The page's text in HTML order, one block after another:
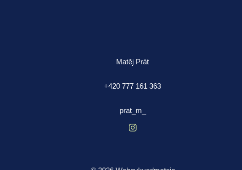
Matěj Prát
+420 777 161 363
prat_m_